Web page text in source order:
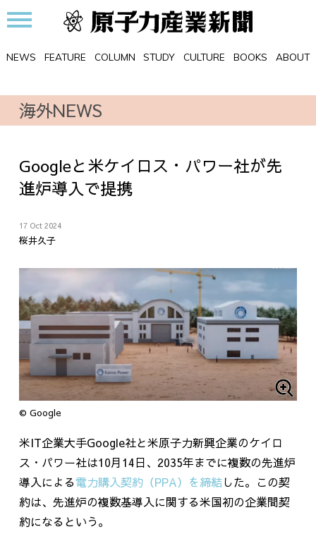
NEWS FEATURE COLUMN STUDY CULTURE BOOKS ABOUT
海外NEWS
Googleと米ケイロス・パワー社が先
進炉導入で提携
17 Oct 2024
桜井久子
© Google
米IT企業大手Google社と米原子力新興企業のケイロ
ス・パワー社は10月14日、 2035年までに複数の先進炉
導入による電力購入契約（PPA）を締結した。この契
約は、先進炉の複数基導入に関する米国初の企業間契
約になるという。